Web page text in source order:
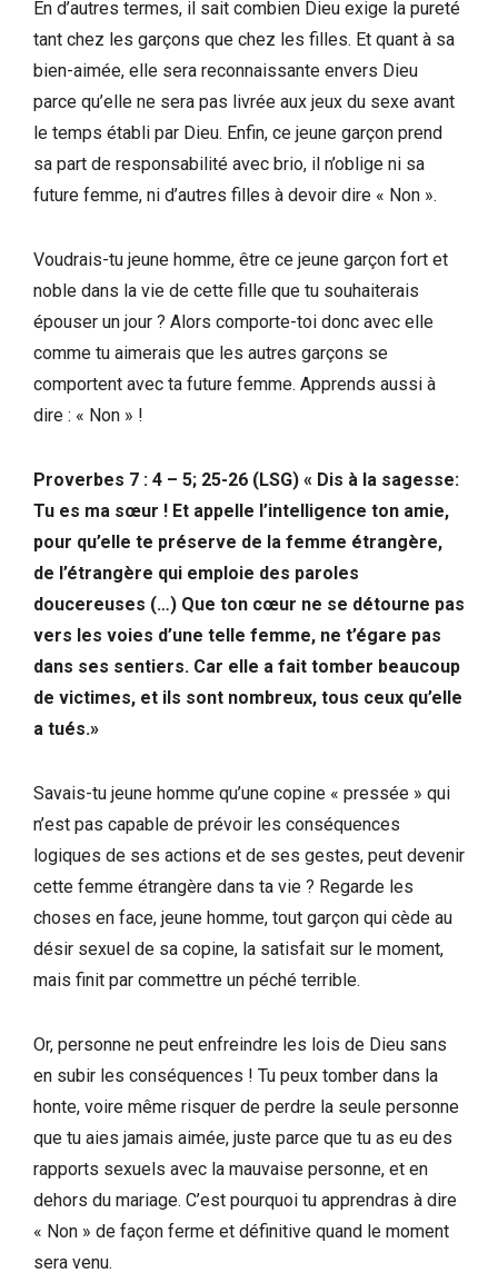
En d’autres termes, il sait combien Dieu exige la pureté
tant chez les garçons que chez les filles. Et quant à sa
bien-aimée, elle sera reconnaissante envers Dieu
parce qu’elle ne sera pas livrée aux jeux du sexe avant
le temps établi par Dieu. Enfin, ce jeune garçon prend
sa part de responsabilité avec brio, il n’oblige ni sa
future femme, ni d’autres filles à devoir dire « Non ».
Voudrais-tu jeune homme, être ce jeune garçon fort et
noble dans la vie de cette fille que tu souhaiterais
épouser un jour ? Alors comporte-toi donc avec elle
comme tu aimerais que les autres garçons se
comportent avec ta future femme. Apprends aussi à
dire : « Non » !
Proverbes 7 : 4 – 5; 25-26 (LSG) « Dis à la sagesse:
Tu es ma sœur ! Et appelle l’intelligence ton amie,
pour qu’elle te préserve de la femme étrangère,
de l’étrangère qui emploie des paroles
doucereuses (…) Que ton cœur ne se détourne pas
vers les voies d’une telle femme, ne t’égare pas
dans ses sentiers. Car elle a fait tomber beaucoup
de victimes, et ils sont nombreux, tous ceux qu’elle
a tués.»
Savais-tu jeune homme qu’une copine « pressée » qui
n’est pas capable de prévoir les conséquences
logiques de ses actions et de ses gestes, peut devenir
cette femme étrangère dans ta vie ? Regarde les
choses en face, jeune homme, tout garçon qui cède au
désir sexuel de sa copine, la satisfait sur le moment,
mais finit par commettre un péché terrible.
Or, personne ne peut enfreindre les lois de Dieu sans
en subir les conséquences ! Tu peux tomber dans la
honte, voire même risquer de perdre la seule personne
que tu aies jamais aimée, juste parce que tu as eu des
rapports sexuels avec la mauvaise personne, et en
dehors du mariage. C’est pourquoi tu apprendras à dire
« Non » de façon ferme et définitive quand le moment
sera venu.